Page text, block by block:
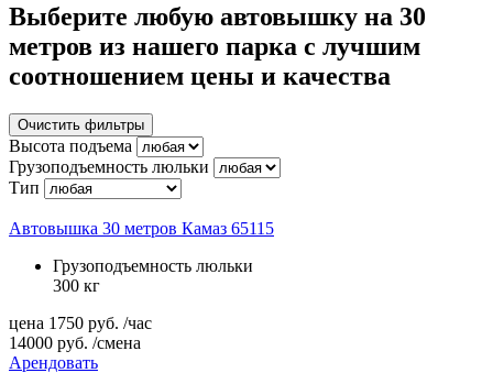
Выберите любую автовышку на 30
метров из нашего парка с лучшим
соотношением цены и качества
Очистить фильтры
Высота подъема
Грузоподъемность люльки
Тип
Автовышка 30 метров Камаз 65115
Грузоподъемность люльки
300 кг
цена 1750 руб. /час
14000 руб. /смена
Арендовать